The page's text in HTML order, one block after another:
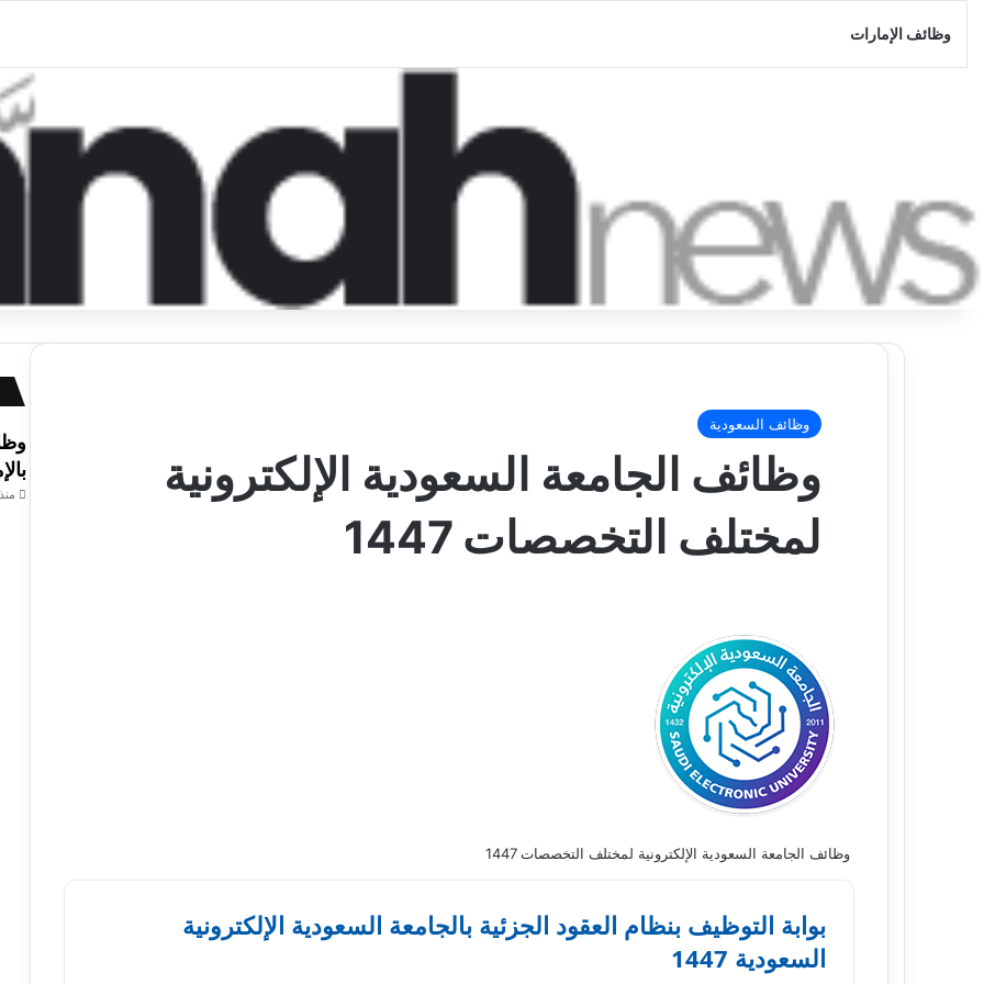
وظائف الإمارات
وظائف السعودية
وظائف الجامعة السعودية الإلكترونية
لمختلف التخصصات 1447
وظائف الجامعة السعودية الإلكترونية لمختلف التخصصات 1447
بوابة التوظيف بنظام العقود الجزئية بالجامعة السعودية الإلكترونية
السعودية 1447
منذ 5